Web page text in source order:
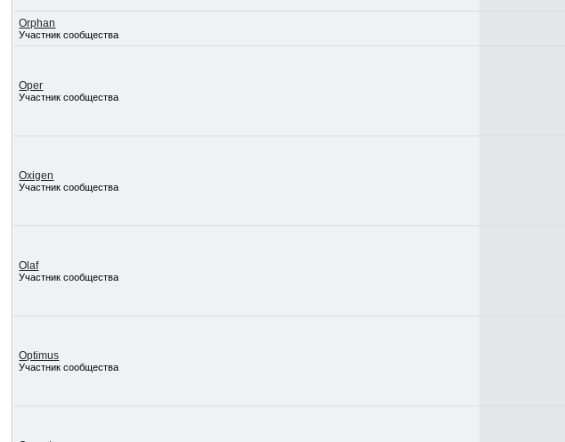
Orphan
Участник сообщества
Oper
Участник сообщества
Oxigen
Участник сообщества
Olaf
Участник сообщества
Optimus
Участник сообщества